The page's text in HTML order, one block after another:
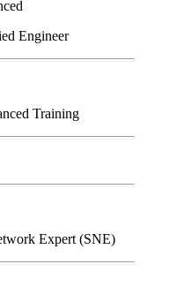
Engineer
Training
Expert (SNE)